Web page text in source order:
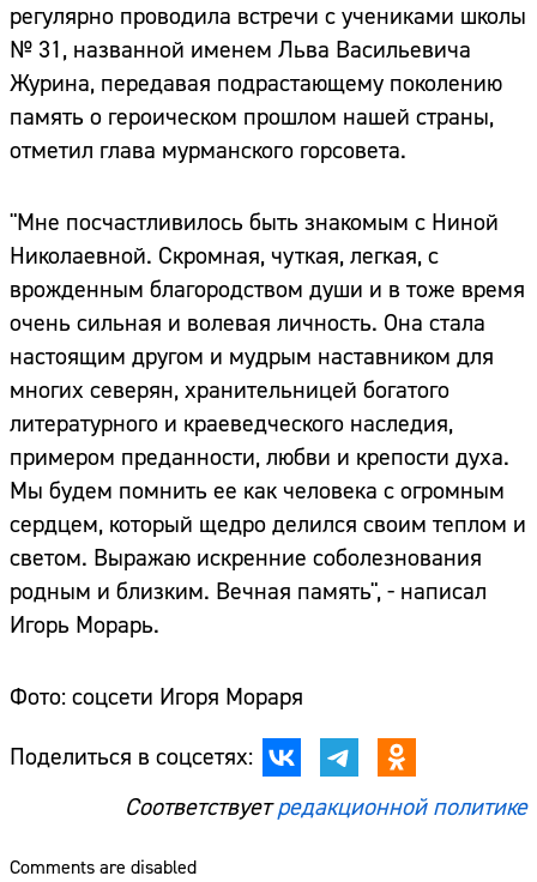
регулярно проводила встречи с учениками школы
№ 31, названной именем Льва Васильевича
Журина, передавая подрастающему поколению
память о героическом прошлом нашей страны,
отметил глава мурманского горсовета.
"Мне посчастливилось быть знакомым с Ниной
Николаевной. Скромная, чуткая, легкая, с
врожденным благородством души и в тоже время
очень сильная и волевая личность. Она стала
настоящим другом и мудрым наставником для
многих северян, хранительницей богатого
литературного и краеведческого наследия,
примером преданности, любви и крепости духа.
Мы будем помнить ее как человека с огромным
сердцем, который щедро делился своим теплом и
светом. Выражаю искренние соболезнования
родным и близким. Вечная память", - написал
Игорь Морарь.
Фото: соцсети Игоря Мораря
Поделиться в соцсетях:
Соответствуетредакционной политике
Comments are disabled